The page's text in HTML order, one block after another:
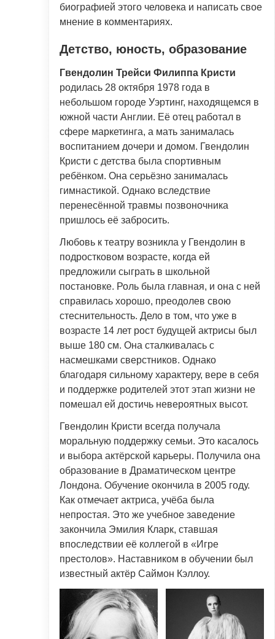
биографией этого человека и написать свое
мнение в комментариях.
Детство, юность, образование
Гвендолин Трейси Филиппа Кристи
родилась 28 октября 1978 года в
небольшом городе Уэртинг, находящемся в
южной части Англии. Её отец работал в
сфере маркетинга, а мать занималась
воспитанием дочери и домом. Гвендолин
Кристи с детства была спортивным
ребёнком. Она серьёзно занималась
гимнастикой. Однако вследствие
перенесённой травмы позвоночника
пришлось её забросить.
Любовь к театру возникла у Гвендолин в
подростковом возрасте, когда ей
предложили сыграть в школьной
постановке. Роль была главная, и она с ней
справилась хорошо, преодолев свою
стеснительность. Дело в том, что уже в
возрасте 14 лет рост будущей актрисы был
выше 180 см. Она сталкивалась с
насмешками сверстников. Однако
благодаря сильному характеру, вере в себя
и поддержке родителей этот этап жизни не
помешал ей достичь невероятных высот.
Гвендолин Кристи всегда получала
моральную поддержку семьи. Это касалось
и выбора актёрской карьеры. Получила она
образование в Драматическом центре
Лондона. Обучение окончила в 2005 году.
Как отмечает актриса, учёба была
непростая. Это же учебное заведение
закончила Эмилия Кларк, ставшая
впоследствии её коллегой в «Игре
престолов». Наставником в обучении был
известный актёр Саймон Кэллоу.